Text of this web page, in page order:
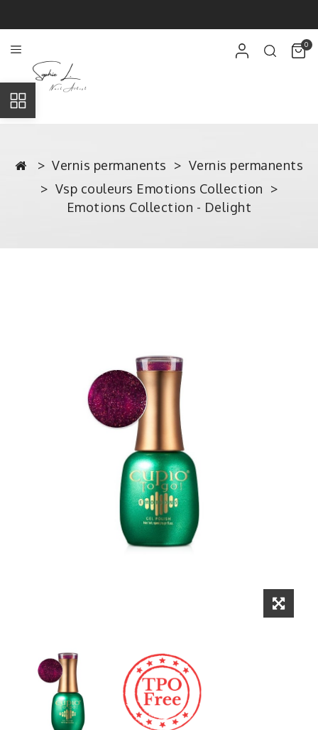
0
Vernis permanents
Vernis permanents
Vsp couleurs Emotions Collection
Emotions Collection - Delight